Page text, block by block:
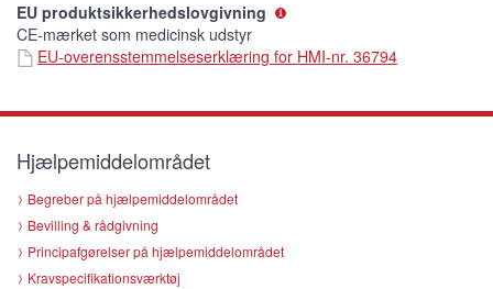
EU produktsikkerhedslovgivning
CE-mærket som medicinsk udstyr
EU-overensstemmelseserklæring for HMI-nr. 36794
Hjælpemiddelområdet
Begreber på hjælpemiddelområdet
Bevilling & rådgivning
Principafgørelser på hjælpemiddelområdet
Kravspecifikationsværktøj